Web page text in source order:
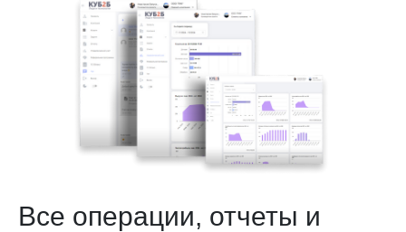
Все операции, отчеты и